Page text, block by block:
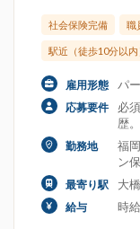
社会保険完備 職
駅近（徒歩10分以内
雇用形態 パ
応募要件
必
歴
勤務地
福
ン
最寄り駅 大
給与 時